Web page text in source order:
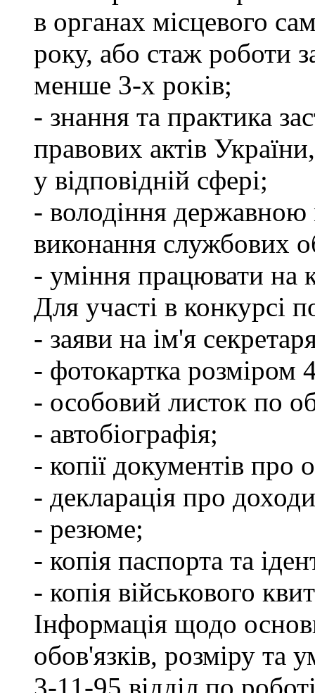
в органах місцевого
року, або стаж роботи
менше 3-х років;
- знання та практика
правових актів
у відповідній сфері;
- володіння державною
виконання службових
- уміння працювати на
Для участі в конкурсі
- заяви на ім'я
- фотокартка розміром
- особовий листок по
- автобіографія;
- копії документів про
- декларація про
- резюме;
- копія паспорта та
- копія військового
Інформація щодо
обов'язків, розміру та
3-11-95 відділ по